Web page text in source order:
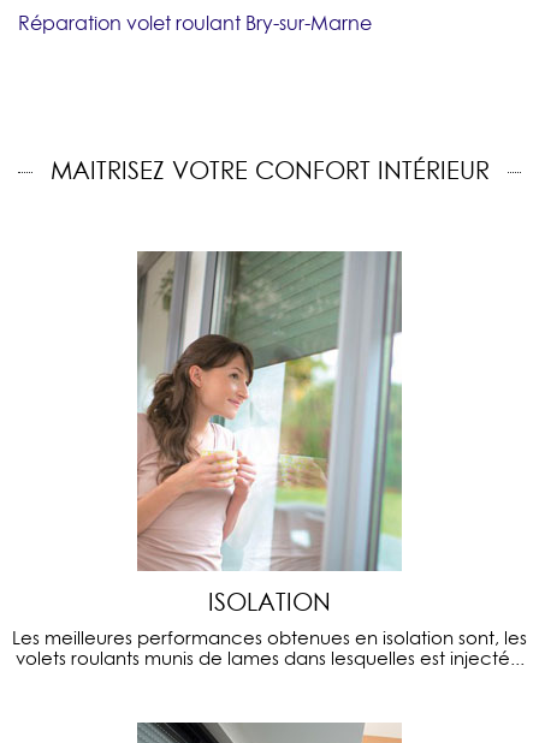
Réparation volet roulant Bry-sur-Marne
MAITRISEZ VOTRE CONFORT INTÉRIEUR
ISOLATION
Les meilleures performances obtenues en isolation sont, les
volets roulants munis de lames dans lesquelles est injecté...